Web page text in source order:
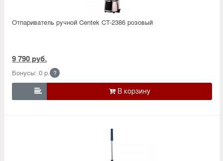
Отпариватель ручной Centek CT-2386 розовый
9 790 руб.
Бонусы: 0 р. ?
